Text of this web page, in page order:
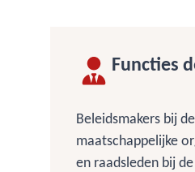
Functies
Beleidsmakers bij
maatschappelijke
en raadsleden bij